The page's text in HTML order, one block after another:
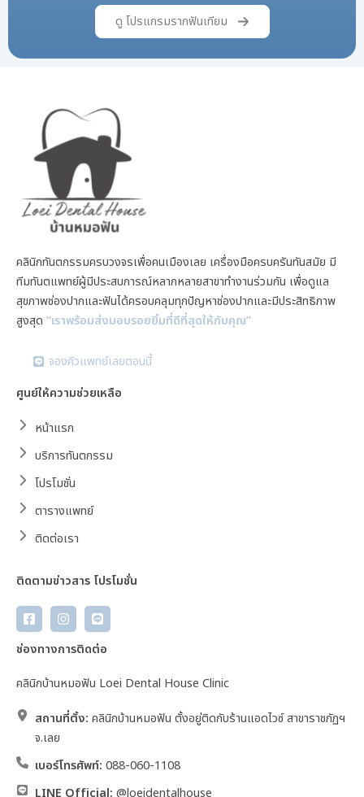
ดู โปรแกรมรากฟันเทียม
คลินิกทันตกรรมครบวงจรเพื่อคนเมืองเลย เครื่องมือครบครันทันสมัย มี
ทีมทันตแพทย์ผู้มีประสบการณ์หลากหลายสาขาทำงานร่วมกัน เพื่อดูแล
สุขภาพช่องปากและฟันได้ครอบคลุมทุกปัญหาช่องปากและมีประสิทธิภาพ
สูงสุด “เราพร้อมส่งมอบรอยยิ้มที่ดีที่สุดให้กับคุณ”
จองคิวแพทย์เลยตอนนี้
ศูนย์ให้ความช่วยเหลือ
หน้าแรก
บริการทันตกรรม
โปรโมชั่น
ตารางแพทย์
ติดต่อเรา
ติดตามข่าวสาร โปรโมชั่น
ช่องทางการติดต่อ
คลินิกบ้านหมอฟัน Loei Dental House Clinic
สถานที่ตั้ง: คลินิกบ้านหมอฟัน ตั้งอยู่ติดกับร้านแอดไวซ์ สาขาราชภัฏฯ
จ.เลย
เบอร์โทรศัพท์: 088-060-1108
LINE Official: @loeidentalhouse